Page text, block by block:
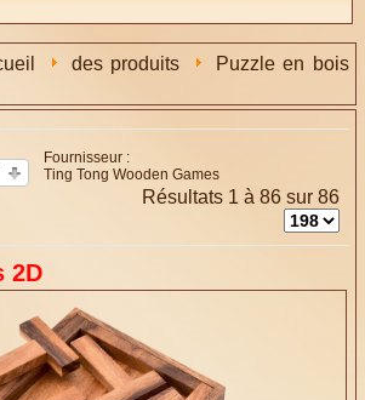
des produits
Puzzle en bois
Fournisseur :
Ting Tong Wooden Games
Résultats 1 à 86 sur 86
2D